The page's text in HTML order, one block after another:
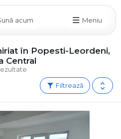
acum Meniu
în Popesti-Leordeni,
Central
Filtrează